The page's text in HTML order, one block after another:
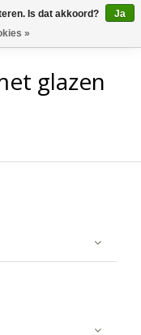
glazen
Is dat akkoord?
Ja
»